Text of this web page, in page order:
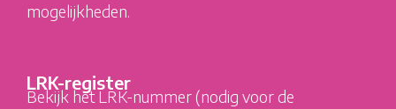
mogelijkheden.
LRK-register
Bekijk het LRK-nummer (nodig voor de